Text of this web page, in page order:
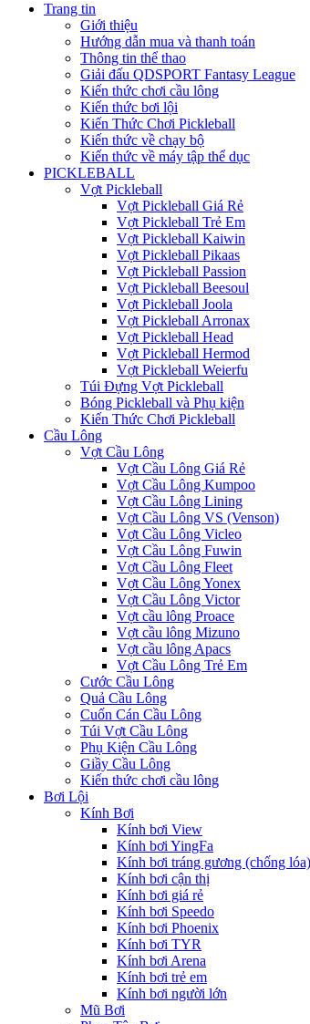
Trang tin
Giới thiệu
Hướng dẫn mua và thanh toán
Thông tin thể thao
Giải đấu QDSPORT Fantasy League
Kiến thức chơi cầu lông
Kiến thức bơi lội
Kiến Thức Chơi Pickleball
Kiến thức về chạy bộ
Kiến thức về máy tập thể dục
PICKLEBALL
Vợt Pickleball
Vợt Pickleball Giá Rẻ
Vợt Pickleball Trẻ Em
Vợt Pickleball Kaiwin
Vợt Pickleball Pikaas
Vợt Pickleball Passion
Vợt Pickleball Beesoul
Vợt Pickleball Joola
Vợt Pickleball Arronax
Vợt Pickleball Head
Vợt Pickleball Hermod
Vợt Pickleball Weierfu
Túi Đựng Vợt Pickleball
Bóng Pickleball và Phụ kiện
Kiến Thức Chơi Pickleball
Cầu Lông
Vợt Cầu Lông
Vợt Cầu Lông Giá Rẻ
Vợt Cầu Lông Kumpoo
Vợt Cầu Lông Lining
Vợt Cầu Lông VS (Venson)
Vợt Cầu Lông Vicleo
Vợt Cầu Lông Fuwin
Vợt Cầu Lông Fleet
Vợt Cầu Lông Yonex
Vợt Cầu Lông Victor
Vợt cầu lông Proace
Vợt cầu lông Mizuno
Vợt cầu lông Apacs
Vợt Cầu Lông Trẻ Em
Cước Cầu Lông
Quả Cầu Lông
Cuốn Cán Cầu Lông
Túi Vợt Cầu Lông
Phụ Kiện Cầu Lông
Giầy Cầu Lông
Kiến thức chơi cầu lông
Bơi Lội
Kính Bơi
Kính bơi View
Kính bơi YingFa
Kính bơi tráng gương (chống lóa)
Kính bơi cận thị
Kính bơi giá rẻ
Kính bơi Speedo
Kính bơi Phoenix
Kính bơi TYR
Kính bơi Arena
Kính bơi trẻ em
Kính bơi người lớn
Mũ Bơi